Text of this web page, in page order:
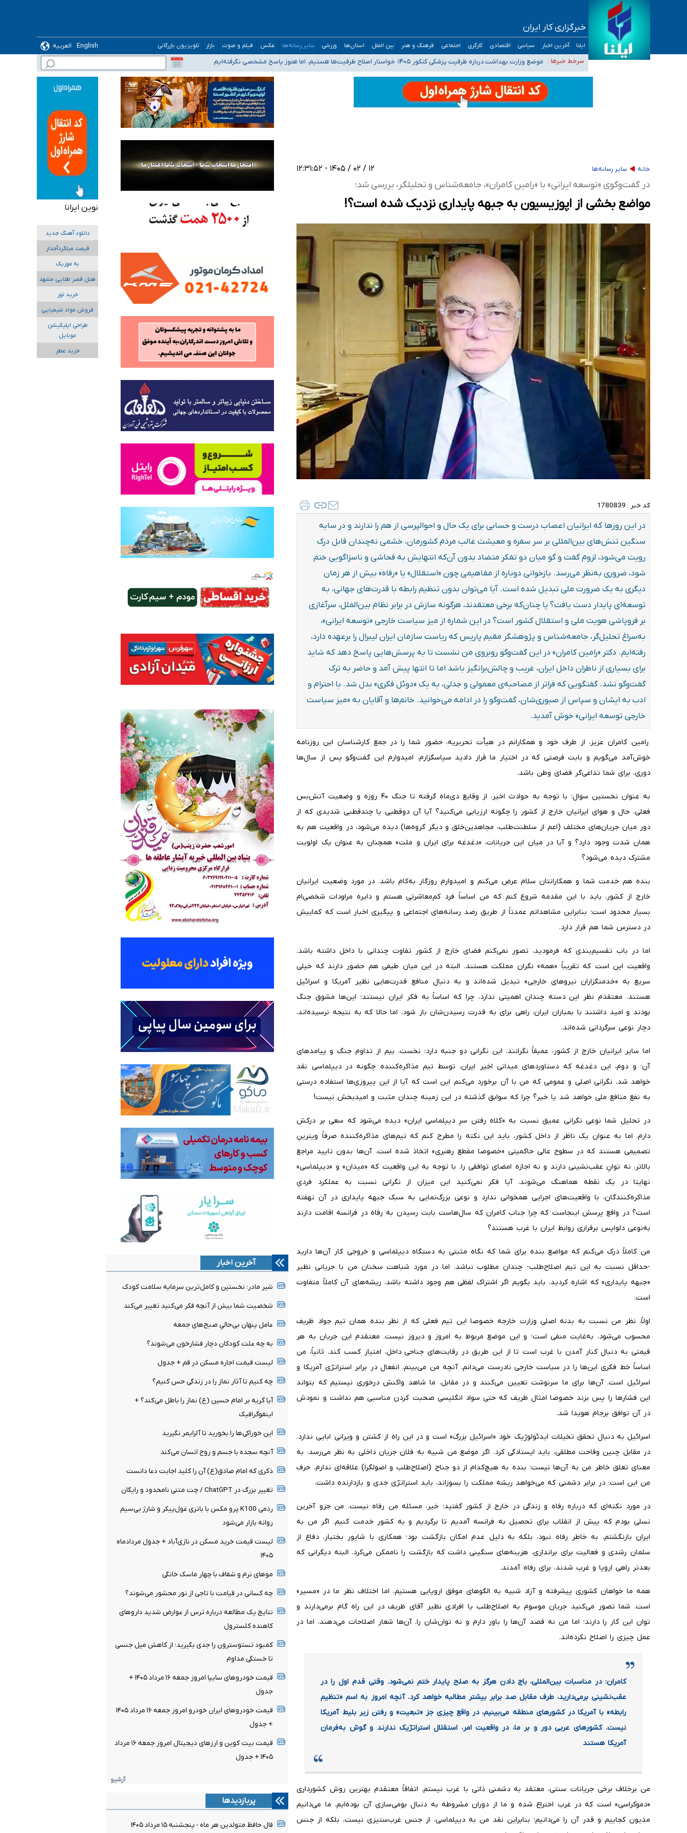
خبرگزاری کار ایران
ایلنا آخرین اخبار سیاسی اقتصادی کارگری اجتماعی فرهنگ و هنر بین الملل استان‌ها ورزشی سایر رسانه‌ها عکس فیلم و صوت بازار تلویزیون بازرگانی English
العربیه
سرخط خبرها :
۴۰ تا ۵۰ روز گرمای نسبی در پیش داریم/ دمای تهران به ۳۸ درجه می‌رسد
موضع وزارت بهداشت درباره ظرفیت پزشکی کنکور ۱۴۰۵: خواستار اصلاح ظرفیت‌ها هستیم، اما هنوز پاسخ مشخصی نگرفته‌ایم
تعویق آزمون ورودی دکترای تخصصی فرماندهی صحنه عملیات و دکترای تخصصی جغرافیای نظامی دافوس آجا
خبرنگاران راویان حقیقت با دغدغه نان، مسکن و بیمه
آخرین وضعیت شیوع عفونت‌های تنفسی در کشور/ خوزستان و کرمان بالاتر از آستانه هشدار
خانه سایر رسانه‌ها ۱۲ / ۰۲ / ۱۴۰۵ - ۱۲:۳۱:۵۲
در گفت‌وگوی «توسعه ایرانی» با «رامین کامران»، جامعه‌شناس و تحلیلگر، بررسی شد؛
مواضع بخشی از اپوزیسیون به جبهه پایداری نزدیک شده است؟!
کد خبر : 1780839
در این روزها که ایرانیان اعصاب درست و حسابی برای یک حال و احوالپرسی از هم را ندارند و در سایه
سنگین تنش‌های بین‌المللی بر سر سفره و معیشت غالب مردم کشورمان، خشمی نه‌چندان قابل درک
رویت می‌شود، لزوم گفت و گو میان دو تفکر متضاد بدون آن‌که انتهایش به ‌فحاشی‌ و ناسزاگویی ختم
شود، ضروری به‌نظر می‌رسد. بازخوانی دوباره از مفاهیمی چون «استقلال» یا «رفاه» بیش از هر زمان
دیگری به یک ضرورت ملی تبدیل شده است. آیا می‌توان بدون تنظیم رابطه با قدرت‌های جهانی، به
توسعه‌ای پایدار دست یافت؟ یا چنان‌که برخی معتقدند، هرگونه سازش در برابر نظام بین‌الملل، سرآغازی
بر فروپاشی هویت ملی و استقلال کشور است؟ در این شماره از میز سیاست خارجی «توسعه ایرانی»،
به‌سراغ تحلیل‌گر، جامعه‌شناس و پژوهشگر مقیم پاریس که ریاست سازمان ایران لیبرال را برعهده دارد،
رفته‌ایم. دکتر «رامین کامران» در این گفت‌وگو روبروی من نشست تا به پرسش‌هایی پاسخ دهد که شاید
برای بسیاری از ناظران داخل ایران، غریب و چالش‌برانگیز باشد اما تا انتها پیش آمد و حاضر به ترک
گفت‌و‌گو نشد. گفتگویی که فراتر از مصاحبه‌ی معمولی و جدلی، به یک «دوئل فکری» بدل شد. با احترام و
ادب به ایشان و سپاس از صبوری‌شان، گفت‌وگو را در ادامه می‌خوانید. خانم‌ها و آقایان به «میز سیاست
خارجی توسعه ایرانی» خوش آمدید.
رامین کامران عزیز، از طرف خود و همکارانم در هیأت تحریریه، حضور شما را در جمع کارشناسان این روزنامه
خوش‌آمد می‌گویم و بابت فرصتی که در اختیار ما قرار دادید سپاسگزارم. امیدوارم این گفت‌وگو پس از سال‌ها
دوری، برای شما تداعی‌گر فضای وطن باشد.
به عنوان نخستین سوال؛ با توجه به حوادث اخیر، از وقایع دی‌ماه گرفته تا جنگ ۴۰ روزه و وضعیت آتش‌بس
فعلی، حال و هوای ایرانیان خارج از کشور را چگونه ارزیابی می‌کنید؟ آیا آن دوقطبی یا چندقطبی شدیدی که از
دور میان جریان‌های مختلف (اعم از سلطنت‌طلب، مجاهدین‌خلق و دیگر گروه‌ها) دیده می‌شود، در واقعیت هم به
همان شدت وجود دارد؟ و آیا در میان این جریانات، «دغدغه برای ایران و ملت» همچنان به عنوان یک اولویت
مشترک دیده می‌شود؟
بنده هم خدمت شما و همکارانتان سلام عرض می‌کنم و امیدوارم روزگار به‌کام باشد. در مورد وضعیت ایرانیان
خارج از کشور، باید با این مقدمه شروع کنم که من اساساً فرد کم‌معاشرتی هستم و دایره مراودات شخصی‌ام
بسیار محدود است؛ بنابراین مشاهداتم عمدتاً از طریق رصد رسانه‌های اجتماعی و پیگیری اخبار است که کمابیش
در دسترس شما هم قرار دارد.
اما در باب تقسیم‌بندی که فرمودید، تصور نمی‌کنم فضای خارج از کشور تفاوت چندانی با داخل داشته باشد.
واقعیت این است که تقریباً «همه» نگران مملکت هستند. البته در این میان طیفی هم حضور دارند که خیلی
سریع به «خدمتگزاران نیروهای خارجی» تبدیل شده‌اند و به دنبال منافع قدرت‌هایی نظیر آمریکا و اسرائیل
هستند. معتقدم نظر این دسته چندان اهمیتی ندارد، چرا که اساساً به فکر ایران نیستند؛ این‌ها مشوق جنگ
بودند و امید داشتند با بمباران ایران، راهی برای به قدرت رسیدن‌شان باز شود، اما حالا که به نتیجه نرسیده‌اند،
دچار نوعی سرگردانی شده‌اند.
اما سایر ایرانیان خارج از کشور، عمیقاً نگرانند. این نگرانی دو جنبه دارد: نخست، بیم از تداوم جنگ و پیامدهای
آن؛ و دوم، این دغدغه که دستاوردهای میدانی اخیر ایران، توسط تیم مذاکره‌کننده چگونه در دیپلماسی نقد
خواهد شد. نگرانی اصلی و عمومی که من با آن برخورد می‌کنم این است که آیا از این پیروزی‌ها استفاده درستی
به نفع منافع ملی خواهد شد یا خیر؟ چرا که سوابق گذشته در این زمینه چندان مثبت و امیدبخش نیست!
در تحلیل شما نوعی نگرانی عمیق نسبت به «کلاه رفتن سرِ دیپلماسی ایران» دیده می‌شود که سعی بر درکش
دارم. اما به عنوان یک ناظر از داخل کشور، باید این نکته را مطرح کنم که تیم‌های مذاکره‌کننده صرفاً ویترینِ
تصمیمی هستند که در سطوح عالی حاکمیتی «خصوصا مقطع رهبری» اتخاذ شده است. آن‌ها بدون تایید مراجع
بالاتر، نه توانِ عقب‌نشینی دارند و نه اجازه امضای توافقی را. با توجه به این واقعیت که «میدان» و «دیپلماسی»
نهایتا در یک نقطه هماهنگ می‌شوند، آیا فکر نمی‌کنید این میزان از نگرانی نسبت به عملکرد فردیِ
مذاکره‌کنندگان، با واقعیت‌های اجرایی همخوانی ندارد و نوعی بزرگ‌نمایی به سبک جبهه پایداری در آن نهفته
است؟ در واقع پرسش اینجاست که چرا جناب کامران که سال‌هاست بابت رسیدن به رفاه در فرانسه اقامت دارند
به‌نوعی دلواپس برقراری روابط ایران با غرب هستند؟
من کاملاً درک می‌کنم که مواضع بنده برای شما که نگاه مثبتی به دستگاه دیپلماسی و خروجی کار آن‌ها دارید
-حداقل نسبت به این تیم اصلاح‌طلب- چندان مطلوب نباشد. اما در مورد شباهت سخنان من با جریانی نظیر
«جبهه پایداری» که اشاره کردید، باید بگویم اگر اشتراک لفظی هم وجود داشته باشد، ریشه‌های آن کاملاً متفاوت
است.
اولاً، نظر من نسبت به بدنه اصلی وزارت خارجه خصوصا این تیم فعلی که از نظر بنده همان تیم جواد ظریف
محسوب می‌شود، به‌غایت منفی است؛ و این موضع مربوط به امروز و دیروز نیست. معتقدم این جریان به هر
قیمتی به دنبال کنار آمدن با غرب است تا از این طریق در رقابت‌های جناحی داخل، امتیاز کسب کند. ثانیاً، من
اساساً خط فکری این‌ها را در سیاست خارجی نادرست می‌دانم. آنچه من می‌بینم، انفعال در برابر استراتژی آمریکا و
اسرائیل است. آن‌ها برای ما سرنوشت تعیین می‌کنند و در مقابل، ما شاهد واکنش درخوری نیستیم که بتواند
این فشارها را پس بزند خصوصا امثال ظریف که حتی سواد انگلیسی صحبت کردن مناسبی هم نداشت و نمودش
در آن توافق برجام هویدا شد.
اسرائیل به دنبال تحقق تخیلات ایدئولوژیک خود «اسرائیل بزرگ» است و در این راه از کشتن و ویرانی ابایی ندارد.
در مقابل چنین وقاحت مطلقی، باید ایستادگی کرد. اگر موضع من شبیه به فلان جریان داخلی به نظر می‌رسد، به
معنای تعلق خاطر من به آن‌ها نیست؛ بنده به هیچ‌کدام از دو جناح (اصلاح‌طلب و اصولگرا) علاقه‌ای ندارم. حرف
من این است: در برابر دشمنی که می‌خواهد ریشه مملکت را بسوزاند، باید استراتژی جدی و بازدارنده داشت.
در مورد نکته‌ای که درباره رفاه و زندگی در خارج از کشور گفتید؛ خیر، مسئله من رفاه نیست. من جزو آخرین
نسلی بودم که پیش از انقلاب برای تحصیل به فرانسه آمدیم تا برگردیم و به کشور خدمت کنیم. اگر من به
ایران بازنگشتم، به خاطر رفاه نبود، بلکه به دلیل عدم امکان بازگشت بود؛ همکاری با شاپور بختیار، دفاع از
سلمان رشدی و فعالیت برای براندازی، هزینه‌های سنگینی داشت که بازگشت را ناممکن می‌کرد. البته دیگرانی که
بعدتر راهی اروپا و غرب شدند، برای رفاه آمدند.
همه ما خواهان کشوری پیشرفته و آزاد شبیه به الگوهای موفق اروپایی هستیم، اما اختلاف نظر ما در «مسیر»
است. شما تصور می‌کنید جریان موسوم به اصلاح‌طلب یا افرادی نظیر آقای ظریف در این راه گام برمی‌دارند و
توان این کار را دارند؛ اما من نه قصد آن‌ها را باور دارم و نه توان‌شان را. آن‌ها شعار اصلاحات می‌دهند، اما در
عمل چیزی را اصلاح نکرده‌اند.
کامران: در مناسبات بین‌المللی، باج دادن هرگز به صلح پایدار ختم نمی‌شود. وقتی قدم اول را در
عقب‌نشینی برمی‌دارید، طرف مقابل صد برابر بیشتر مطالبه خواهد کرد. آنچه امروز به اسم «تنظیم
رابطه» با آمریکا در کشورهای منطقه می‌بینیم، در واقع چیزی جز «تبعیت» و رفتن زیر بلیط آمریکا
نیست. کشورهای عربی دور و بر ما، در واقعیت امر، استقلال استراتژیک ندارند و گوش ‌به‌فرمان
آمریکا هستند
من برخلاف برخی جریانات سنتی، معتقد به دشمنی ذاتی با غرب نیستم. اتفاقاً معتقدم بهترین روش کشورداری
«دموکراسی» است که در غرب اختراع شده و ما از دوران مشروطه به دنبال بومی‌سازی آن بوده‌ایم. ما می‌دانیم
مدیون کجاییم و قدر آن را می‌دانیم؛ بنابراین نقد من به دیپلماسی، از جنس غرب‌ستیزی نیست، بلکه از جنس
آخرین اخبار
شیر مادر؛ نخستین و کامل‌ترین سرمایه سلامت کودک
شخصیت شما بیش از آنچه فکر می‌کنید تغییر می‌کند
عامل پنهان بی‌حالیِ صبح‌های جمعه
به چه علت کودکان دچار فشارخون می‌شوند؟
لیست قیمت اجاره مسکن در قم + جدول
چه کنیم تا آثار نماز را در زندگی حس کنیم؟
آیا گریه بر امام حسین (ع) نماز را باطل می‌کند؟ +
اینفوگرافیک
این خوراکی‌ها را بخورید تا آلزایمر نگیرید
آنچه سجده با جسم و روح انسان می‌کند
ذکری که امام صادق(ع) آن را کلید اجابت دعا دانست
تغییر بزرگ در ChatGPT / چت متنی نامحدود و رایگان
ردمی K100 پرو مکس با باتری غول‌پیکر و شارژ بی‌سیم
روانه بازار می‌شود
لیست قیمت خرید مسکن در نازی‌آباد + جدول مردادماه
۱۴۰۵
موهای نرم و شفاف با چهار ماسک خانگی
چه کسانی در قیامت با تاجی از نور محشور می‌شوند؟
نتایج یک مطالعه درباره ترس از عوارض شدید داروهای
کاهنده کلسترول
کمبود تستوسترون را جدی بگیرید؛ از کاهش میل جنسی
تا خستگی مداوم
قیمت خودرو‌های سایپا امروز جمعه ۱۶ مرداد ۱۴۰۵ +
جدول
قیمت خودرو‌های ایران خودرو امروز جمعه ۱۶ مرداد ۱۴۰۵
+ جدول
قیمت بیت کوین و ارز‌های دیجیتال امروز جمعه ۱۶ مرداد
۱۴۰۵ + جدول
آرشیو
پربازدیدها
فال حافظ متولدین هر ماه - پنجشنبه ۱۵ مرداد ۱۴۰۵
نوین ایرانا
دانلود آهنگ جدید
قیمت میلگردآجدار
به موزیک
هتل قصر طلایی مشهد
خرید تور
فروش مواد شیمیایی
طراحی اپلیکیشن
موبایل
خرید عطر